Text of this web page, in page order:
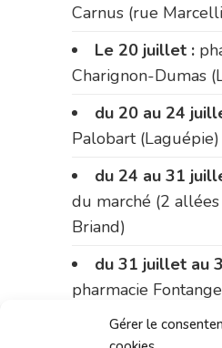
Gérer le
Carnus (rue
Le 20 juillet :
Charignon-Dumas
du 20 au 24
Palobart (Laguépie)
du 24 au 31
du marché (2
Briand)
du 31 juillet au
pharmacie
du 3 au 7 août :